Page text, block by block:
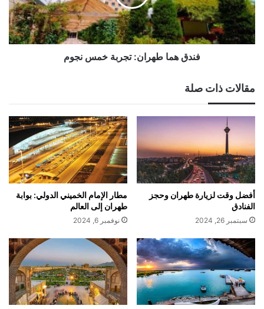
نجوم
فندق هما طهران: تجربة خمس نجوم
مقالات ذات صلة
أفضل وقت لزيارة طهران وحجز
الفنادق
سبتمبر 26, 2024
مطار الإمام الخميني الدولي: بوابة
طهران إلى العالم
نوفمبر 6, 2024